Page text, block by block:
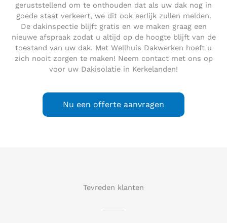
geruststellend om te onthouden dat als uw dak nog in
goede staat verkeert, we dit ook eerlijk zullen melden.
De dakinspectie blijft gratis en we maken graag een
nieuwe afspraak zodat u altijd op de hoogte blijft van de
toestand van uw dak. Met Wellhuis Dakwerken hoeft u
zich nooit zorgen te maken! Neem contact met ons op
voor uw Dakisolatie in Kerkelanden!
Nu een offerte aanvragen
Tevreden klanten